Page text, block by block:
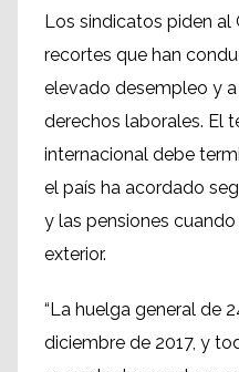
Los sindicatos piden al
recortes que han
elevado desempleo y
derechos laborales. El
internacional debe
el país ha acordado
y las pensiones
exterior.
“La huelga general de
diciembre de 2017, y